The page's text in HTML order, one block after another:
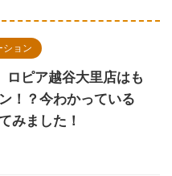
ション
ロピア越谷大里店はも
！？今わかっている
みました！